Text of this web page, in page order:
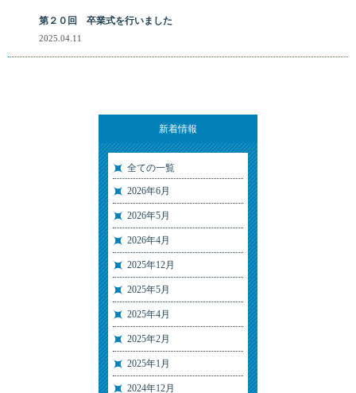
新着情報
全ての一覧
2026年6月
2026年5月
2026年4月
2025年12月
2025年5月
2025年4月
2025年2月
2025年1月
2024年12月
第２０回 卒業式を行いました
2025.04.11